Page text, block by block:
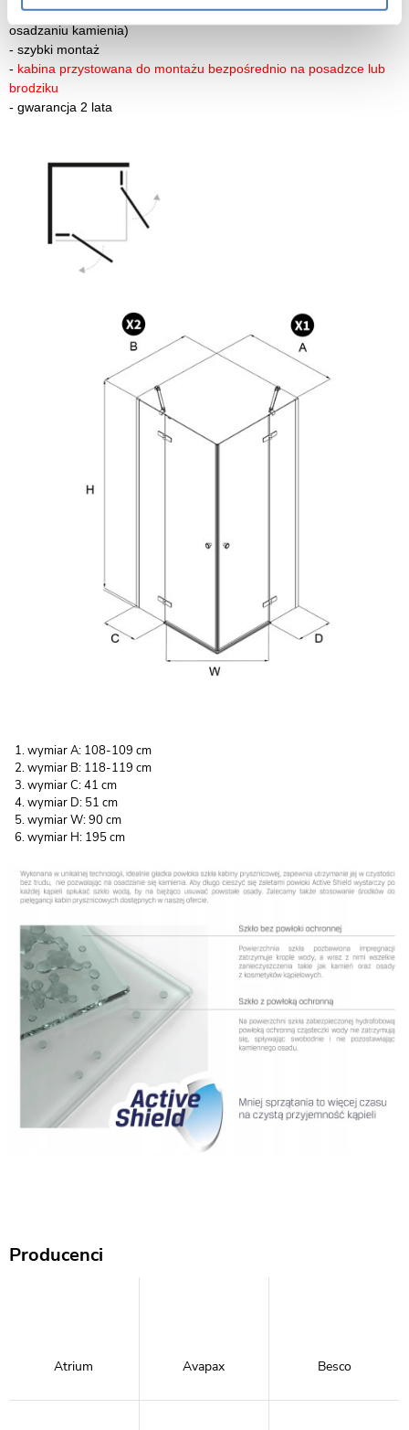
szkło zabezpieczone powłoką Active Shield 2.0 (zapobiega
osadzaniu kamienia)
- szybki montaż
- kabina przystowana do montażu bezpośrednio na posadzce lub
brodziku
- gwarancja 2 lata
wymiar A: 108-109 cm
wymiar B: 118-119 cm
wymiar C: 41 cm
wymiar D: 51 cm
wymiar W: 90 cm
wymiar H: 195 cm
Producenci
Atrium Avapax Besco